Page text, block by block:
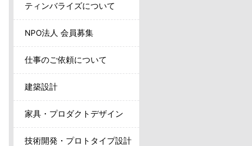
ティンバライズについて
NPO法人 会員募集
仕事のご依頼について
建築設計
家具・プロダクトデザイン
技術開発・プロトタイプ設計